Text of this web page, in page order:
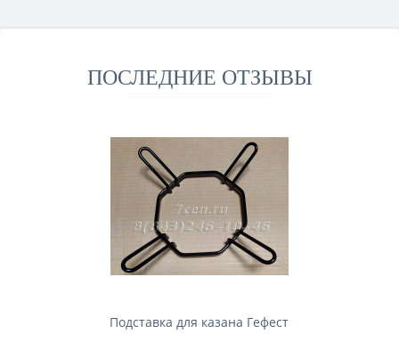
ПОСЛЕДНИЕ ОТЗЫВЫ
Подставка для казана Гефест